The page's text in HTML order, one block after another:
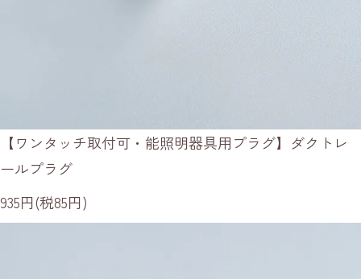
【ワンタッチ取付可・能照明器具用プラグ】ダクトレ
ールプラグ
935円(税85円)